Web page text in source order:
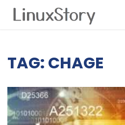
TAG: CHAGE